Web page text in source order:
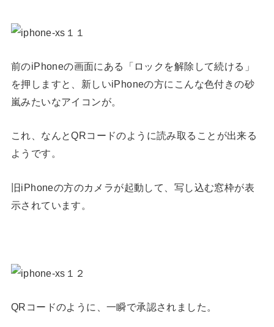
前のiPhoneの画面にある「ロックを解除して続ける」
を押しますと、新しいiPhoneの方にこんな色付きの砂
嵐みたいなアイコンが。
これ、なんとQRコードのように読み取ることが出来る
ようです。
旧iPhoneの方のカメラが起動して、写し込む窓枠が表
示されています。
QRコードのように、一瞬で承認されました。